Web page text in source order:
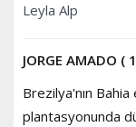
Leyla Alp
JORGE AMADO
Brezilya'nın
plantasyonunda